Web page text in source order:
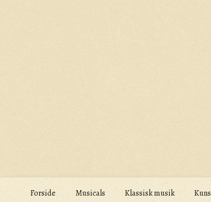
content
Forside Musicals Klassisk musik